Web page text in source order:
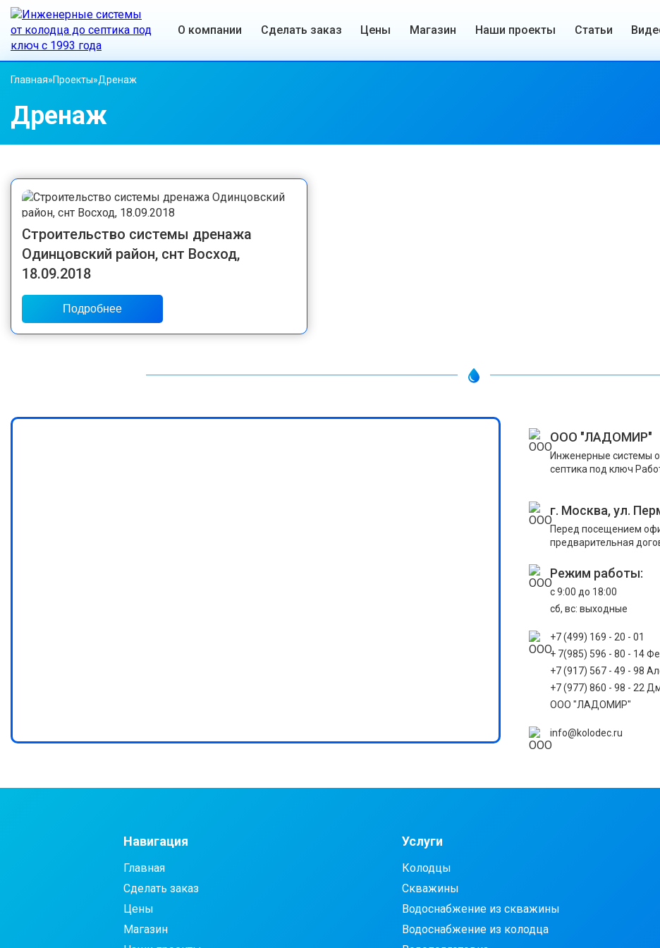
О компании Сделать заказ Цены Магазин Наши проекты Статьи
Главная»Проекты»Дренаж
Дренаж
Строительство системы дренажа
Одинцовский район, снт Восход,
18.09.2018
Подробнее
ООО "ЛАДОМИР"
Инженерные системы
септика под ключ
г. Москва, ул.
Перед посещением
предварительная
Режим работы:
с 9:00 до 18:00
сб, вс: выходные
+7 (499) 169 - 20 - 01
+ 7(985) 596 - 80 - 14
+7 (917) 567 - 49 - 98
+7 (977) 860 - 98 - 22
ООО "ЛАДОМИР"
info@kolodec.ru
Навигация
Главная
Сделать заказ
Цены
Магазин
Услуги
Колодцы
Скважины
Водоснабжение из скважины
Водоснабжение из колодца